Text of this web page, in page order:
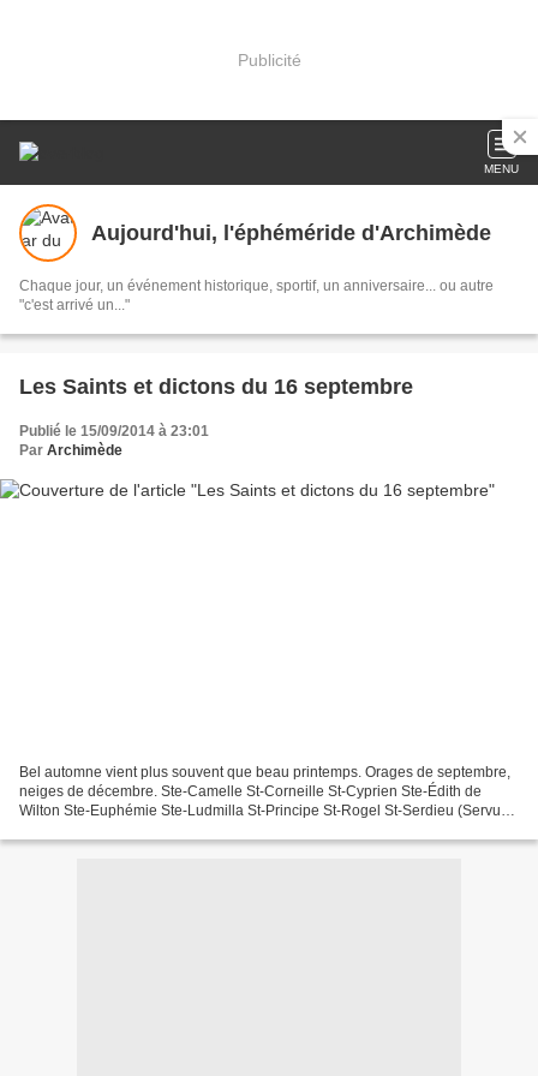
Publicité
MENU
Aujourd'hui, l'éphéméride d'Archimède
Chaque jour, un événement historique, sportif, un anniversaire... ou autre
"c'est arrivé un..."
Les Saints et dictons du 16 septembre
Publié le 15/09/2014 à 23:01
Par Archimède
Bel automne vient plus souvent que beau printemps. Orages de septembre,
neiges de décembre. Ste-Camelle St-Corneille St-Cyprien Ste-Édith de
Wilton Ste-Euphémie Ste-Ludmilla St-Principe St-Rogel St-Serdieu (Servus